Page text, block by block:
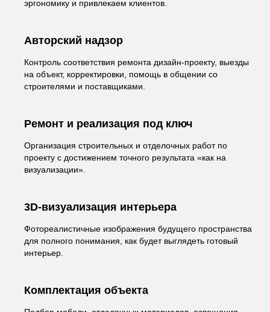
эргономику и привлекаем клиентов.
Авторский надзор
Контроль соответствия ремонта дизайн-проекту, выезды
на объект, корректировки, помощь в общении со
строителями и поставщиками.
Ремонт и реализация под ключ
Организация строительных и отделочных работ по
проекту с достижением точного результата «как на
визуализации».
3D-визуализация интерьера
Фотореалистичные изображения будущего пространства
для полного понимания, как будет выглядеть готовый
интерьер.
Комплектация объекта